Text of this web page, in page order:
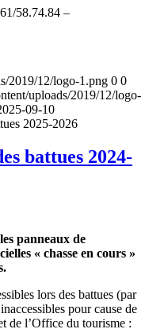
58.74.84 –
2019/12/logo-1.png 0 0
uploads/2019/12/logo-
09-10
2025-2026
battues 2024-
panneaux de
« chasse en cours »
lors des battues (par
pour cause de
de l’Office du tourisme :